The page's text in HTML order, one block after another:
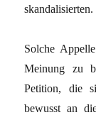
skandalisierten.
Solche
Meinung zu
Petition, die
bewusst an